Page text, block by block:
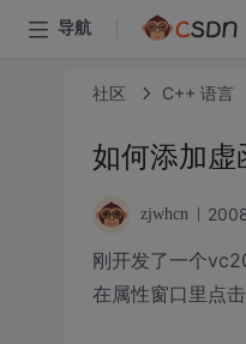
导航
社区 C++ 语言
如何添加虚
zjwhcn
刚开发了一个
在属性窗口里点